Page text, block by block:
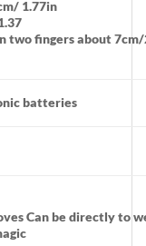
1.77in
two fingers about
batteries
Can be directly to